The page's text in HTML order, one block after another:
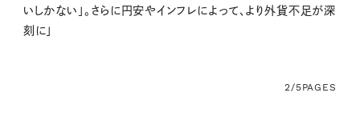
いしかない」。さらに円安やインフレによって、より外貨不足が深
刻に」
2/5PAGES